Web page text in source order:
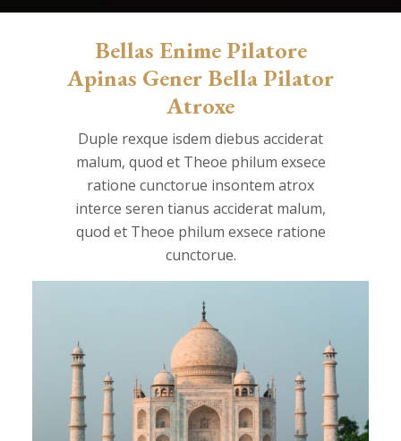
Bellas Enime Pilatore
Apinas Gener Bella Pilator
Atroxe
Duple rexque isdem diebus acciderat
malum, quod et Theoe philum exsece
ratione cunctorue insontem atrox
interce seren tianus acciderat malum,
quod et Theoe philum exsece ratione
cunctorue.